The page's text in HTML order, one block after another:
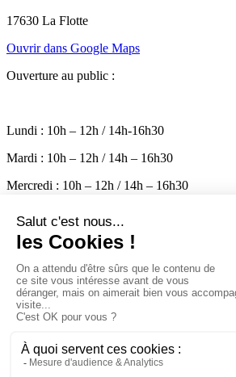
17630 La Flotte
Ouvrir dans Google Maps
Ouverture au public :
Lundi : 10h – 12h / 14h-16h30
Mardi : 10h – 12h / 14h – 16h30
Mercredi : 10h – 12h / 14h – 16h30
Vendredi : 10h – 17h
Permanence le samedi de 10h à 12h
Mairie
Pratique
Entreprendre
Vivre
Logement